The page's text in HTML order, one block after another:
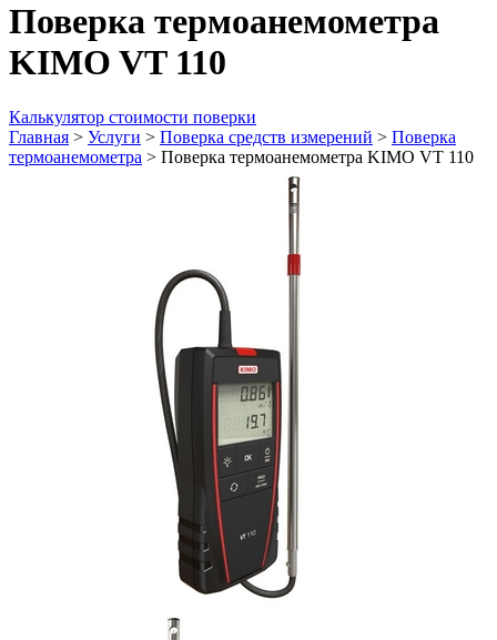
Поверка термоанемометра
KIMO VT 110
Калькулятор стоимости поверки
Главная > Услуги > Поверка средств измерений > Поверка
термоанемометра > Поверка термоанемометра KIMO VT 110